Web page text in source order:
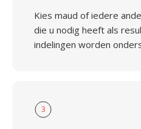
Kies maud of iedere
die u nodig heeft als
indelingen worden
3